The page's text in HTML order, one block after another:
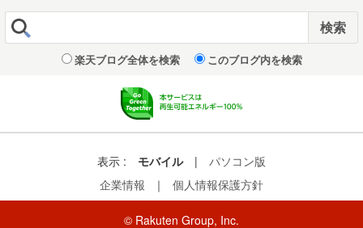
楽天ブログ全体を検索 このブログ内を検索
表示 : モバイル |
パソコン版
企業情報
｜ 個人情報保護方針
© Rakuten Group, Inc.